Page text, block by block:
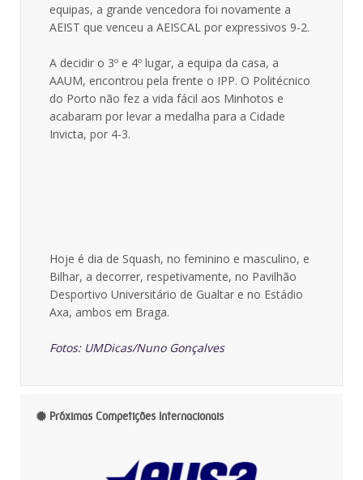
equipas, a grande vencedora foi novamente a
AEIST que venceu a AEISCAL por expressivos 9-2.
A decidir o 3º e 4º lugar, a equipa da casa, a
AAUM, encontrou pela frente o IPP. O Politécnico
do Porto não fez a vida fácil aos Minhotos e
acabaram por levar a medalha para a Cidade
Invicta, por 4-3.
Hoje é dia de Squash, no feminino e masculino, e
Bilhar, a decorrer, respetivamente, no Pavilhão
Desportivo Universitário de Gualtar e no Estádio
Axa, ambos em Braga.
Fotos: UMDicas/Nuno Gonçalves
Próximas Competições Internacionais